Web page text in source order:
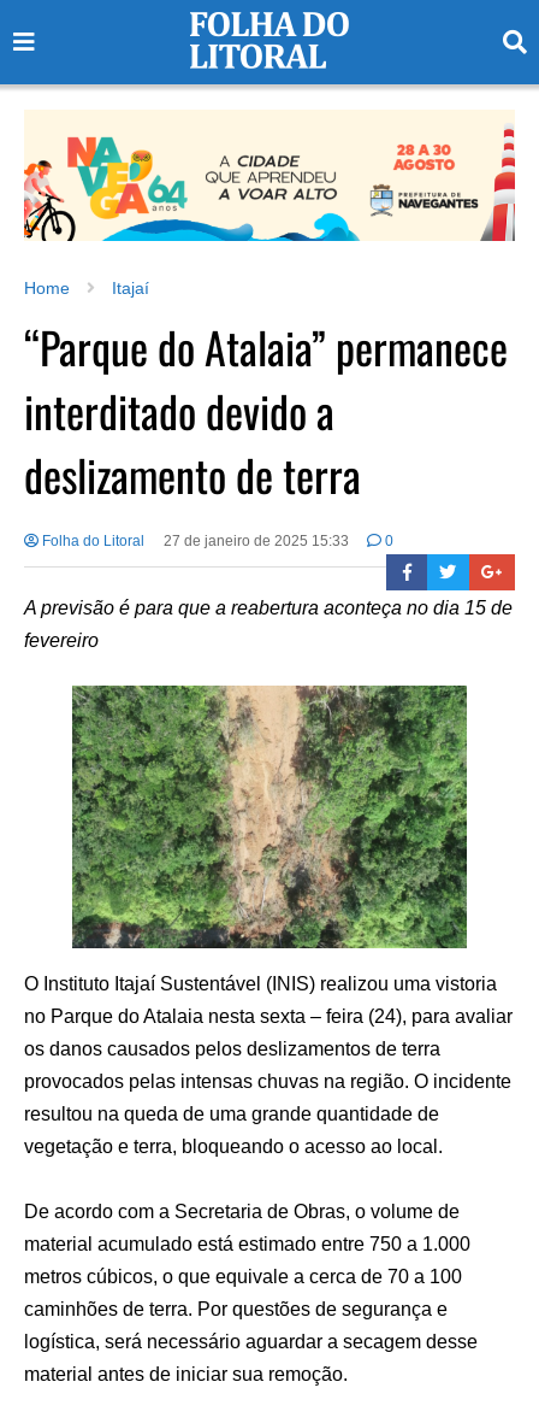
Home Itajaí
“Parque do Atalaia” permanece
interditado devido a
deslizamento de terra
Folha do Litoral 27 de janeiro de 2025 15:33 0
A previsão é para que a reabertura aconteça no dia 15 de
fevereiro
O Instituto Itajaí Sustentável (INIS) realizou uma vistoria
no Parque do Atalaia nesta sexta – feira (24), para avaliar
os danos causados pelos deslizamentos de terra
provocados pelas intensas chuvas na região. O incidente
resultou na queda de uma grande quantidade de
vegetação e terra, bloqueando o acesso ao local.
De acordo com a Secretaria de Obras, o volume de
material acumulado está estimado entre 750 a 1.000
metros cúbicos, o que equivale a cerca de 70 a 100
caminhões de terra. Por questões de segurança e
logística, será necessário aguardar a secagem desse
material antes de iniciar sua remoção.